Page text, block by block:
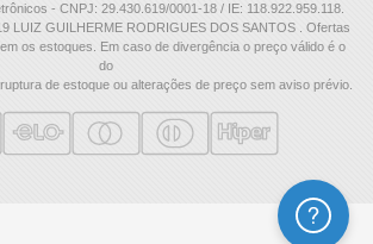
- CNPJ: 29.430.619/0001-18 / IE: 118.922.959.118.
LUIZ GUILHERME RODRIGUES DOS SANTOS . Ofertas
os estoques. Em caso de divergência o preço válido é o
do
de estoque ou alterações de preço sem aviso prévio.
Ajuda